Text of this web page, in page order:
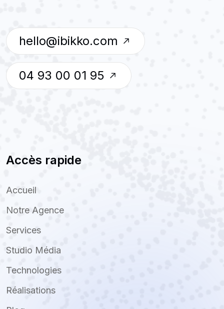
hello@ibikko.com
04 93 00 01 95
Accès rapide
Accueil
Notre Agence
Services
Studio Média
Technologies
Réalisations